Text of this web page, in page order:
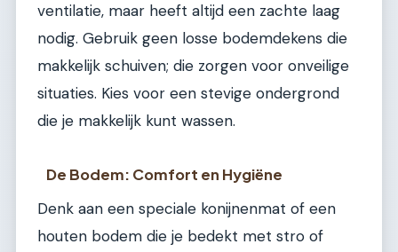
ventilatie, maar heeft altijd een zachte laag
nodig. Gebruik geen losse bodemdekens die
makkelijk schuiven; die zorgen voor onveilige
situaties. Kies voor een stevige ondergrond
die je makkelijk kunt wassen.
De Bodem: Comfort en Hygiëne
Denk aan een speciale konijnenmat of een
houten bodem die je bedekt met stro of